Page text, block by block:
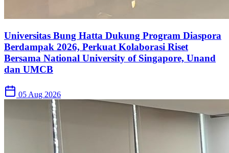
Universitas Bung Hatta Dukung Program Diaspora
Berdampak 2026, Perkuat Kolaborasi Riset
Bersama National University of Singapore, Unand
dan UMCB
05 Aug 2026